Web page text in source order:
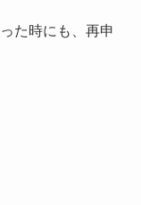
た時にも、再申